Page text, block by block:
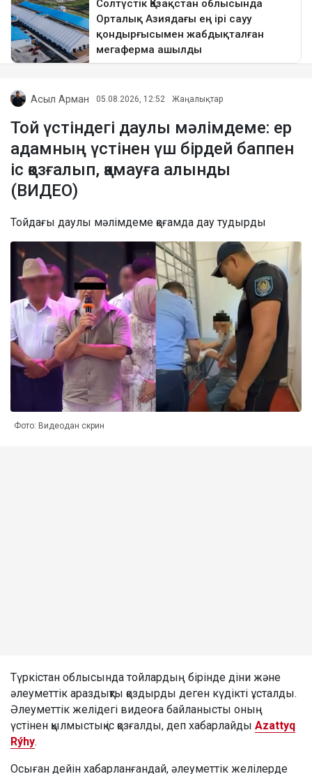
Асыл Арман 05.08.2026, 12:52 Жаңалықтар
Той үстіндегі даулы мәлімдеме: ер
адамның үстінен үш бірдей баппен
іс қозғалып, қамауға алынды
(ВИДЕО)
Тойдағы даулы мәлімдеме қоғамда дау тудырды
Фото: Видеодан скрин
Түркістан облысында тойлардың бірінде діни және
әлеуметтік араздықты қоздырды деген күдікті ұсталды.
Әлеуметтік желідегі видеоға байланысты оның
үстінен қылмыстық іс қозғалды, деп хабарлайды Azattyq
Rýhy.
Осыған дейін хабарланғандай, әлеуметтік желілерде